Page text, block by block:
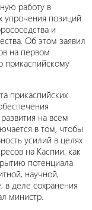
работу в
упрочения позиций
и
Об этом заявил
на первом
прикаспийскому
прикаспийских
на всем
в том, чтобы
усилий в целях
на Каспии, как
потенциала
научной,
в деле сохранения
министр.